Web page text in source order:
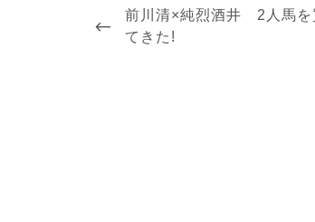
PREVIOUS
POST
前川清×純烈酒井 2人馬を
てきた!